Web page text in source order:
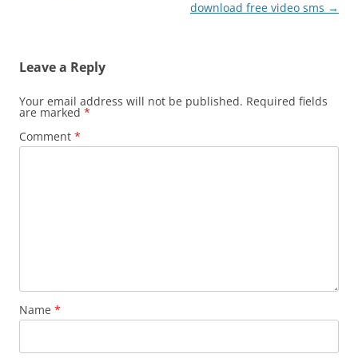
download free video sms →
Leave a Reply
Your email address will not be published. Required fields
are marked *
Comment *
Name *